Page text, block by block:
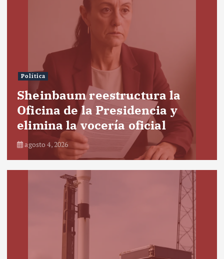
Política
Sheinbaum reestructura la
Oficina de la Presidencia y
elimina la vocería oficial
agosto 4, 2026